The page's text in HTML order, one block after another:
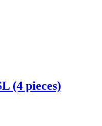
(4 pieces)